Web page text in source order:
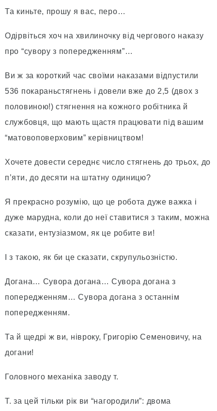
Та киньте, прошу я вас, перо…
Одірвіться хоч на хвилиночку від чергового наказу
про “сувору з попередженням”…
Ви ж за короткий час своїми наказами відпустили
536 покараньстягнень і довели вже до 2,5 (двох з
половиною!) стягнення на кожного робітника й
службовця, що мають щастя працювати під вашим
“матовоповерховим” керівництвом!
Хочете довести середнє число стягнень до трьох, до
п’яти, до десяти на штатну одиницю?
Я прекрасно розумію, що це робота дуже важка і
дуже марудна, коли до неї ставитися з таким, можна
сказати, ентузіазмом, як це робите ви!
І з такою, як би це сказати, скрупульозністю.
Догана… Сувора догана… Сувора догана з
попередженням… Сувора догана з останнім
попередженням.
Та й щедрі ж ви, нівроку, Григорію Семеновичу, на
догани!
Головного механіка заводу т.
Т. за цей тільки рік ви “нагородили”: двома